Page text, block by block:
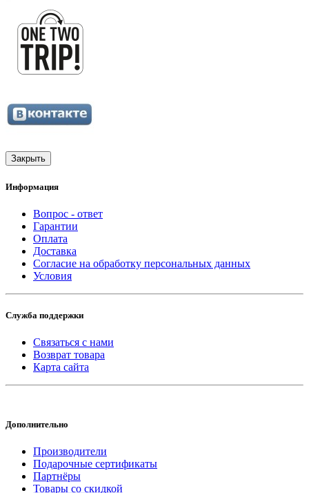
Закрыть
Информация
Вопрос - ответ
Гарантии
Оплата
Доставка
Согласие на обработку персональных данных
Условия
Служба поддержки
Связаться с нами
Возврат товара
Карта сайта
Дополнительно
Производители
Подарочные сертификаты
Партнёры
Товары со скидкой